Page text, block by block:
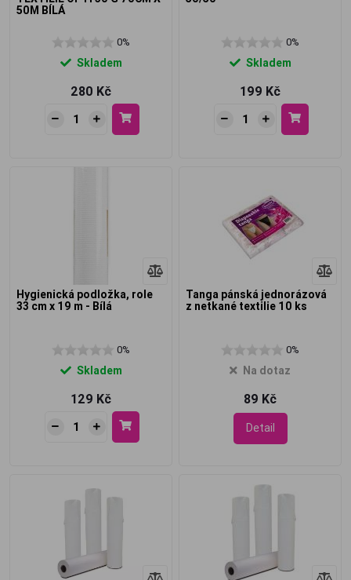
50M BÍLÁ
0%
Skladem
280 Kč
0%
Skladem
199 Kč
Hygienická podložka, role
33 cm x 19 m - Bílá
0%
Skladem
129 Kč
Tanga pánská jednorázová
z netkané textilie 10 ks
0%
Na dotaz
89 Kč
Detail